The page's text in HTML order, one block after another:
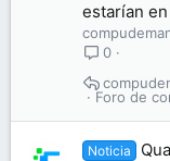
estarían
0
Foro de
Noticia